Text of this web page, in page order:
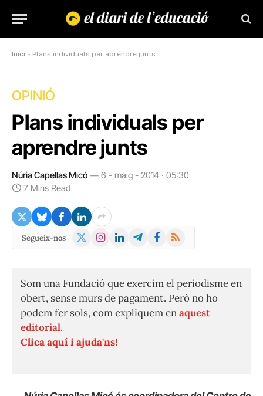
Inici » Plans individuals per aprendre junts
OPINIÓ
Plans individuals per
aprendre junts
Núria Capellas Micó
6 - maig - 2014 · 05:30
7 Mins Read
Segueix-nos
X
Instagram
LinkedInTelegramFacebook
RSS
Som una Fundació que exercim el periodisme en
obert, sense murs de pagament. Però no ho
podem fer sols, com expliquem enaquest
editorial.
Clica aquí i ajuda'ns!